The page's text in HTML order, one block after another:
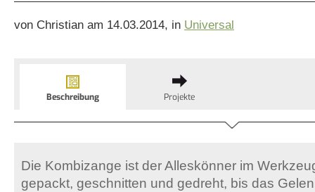
von Christian am 14.03.2014, in Universal
Beschreibung Projekte
Die Kombizange ist der Alleskönner im
gepackt, geschnitten und gedreht, bis das